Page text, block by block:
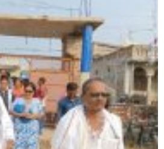
भिड्ने !